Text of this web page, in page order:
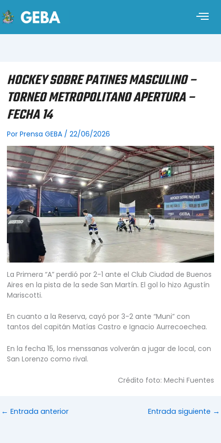
HOCKEY SOBRE PATINES MASCULINO –
TORNEO METROPOLITANO APERTURA –
FECHA 14
Por Prensa GEBA / 22/06/2026
La Primera “A” perdió por 2-1 ante el Club Ciudad de Buenos
Aires en la pista de la sede San Martín. El gol lo hizo Agustín
Mariscotti.
En cuanto a la Reserva, cayó por 3-2 ante “Muni” con
tantos del capitán Matías Castro e Ignacio Aurrecoechea.
En la fecha 15, los menssanas volverán a jugar de local, con
San Lorenzo como rival.
Crédito foto: Mechi Fuentes
← Entrada anterior Entrada siguiente →